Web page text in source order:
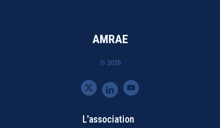
AMRAE
® 2026
Bottom
L'association